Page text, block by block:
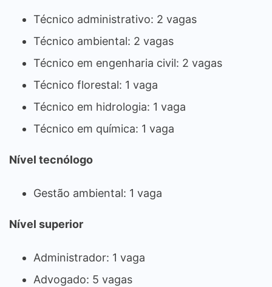
Técnico administrativo: 2 vagas
Técnico ambiental: 2 vagas
Técnico em engenharia civil: 2 vagas
Técnico florestal: 1 vaga
Técnico em hidrologia: 1 vaga
Técnico em química: 1 vaga
Nível tecnólogo
Gestão ambiental: 1 vaga
Nível superior
Administrador: 1 vaga
Advogado: 5 vagas